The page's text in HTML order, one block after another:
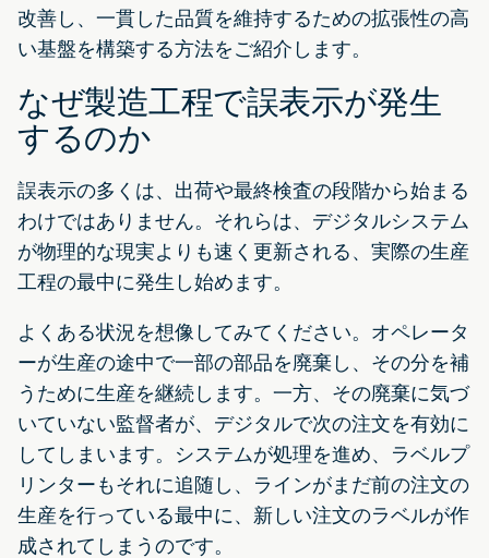
改善し、一貫した品質を維持するための拡張性の高
い基盤を構築する方法をご紹介します。
なぜ製造工程で誤表示が発生
するのか
誤表示の多くは、出荷や最終検査の段階から始まる
わけではありません。それらは、デジタルシステム
が物理的な現実よりも速く更新される、実際の生産
工程の最中に発生し始めます。
よくある状況を想像してみてください。オペレータ
ーが生産の途中で一部の部品を廃棄し、その分を補
うために生産を継続します。一方、その廃棄に気づ
いていない監督者が、デジタルで次の注文を有効に
してしまいます。システムが処理を進め、ラベルプ
リンターもそれに追随し、ラインがまだ前の注文の
生産を行っている最中に、新しい注文のラベルが作
成されてしまうのです。